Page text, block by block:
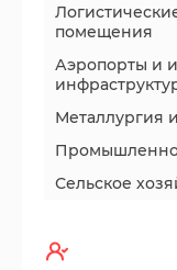
помещения
Аэропорты и
Металлургия
Сельское